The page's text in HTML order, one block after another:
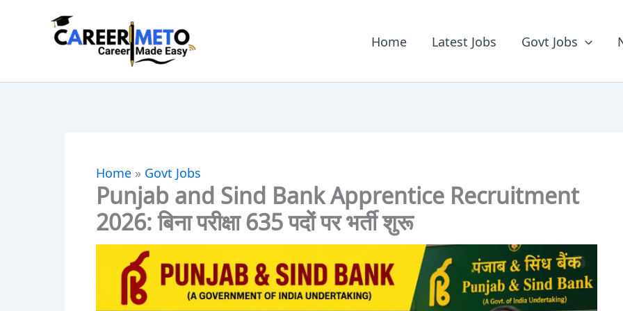
Home Latest Jobs Govt Jobs
Home» Govt Jobs
Punjab and Sind Bank Apprentice Recruitment
2026: बिना परीक्षा 635 पदों पर भर्ती शुरू